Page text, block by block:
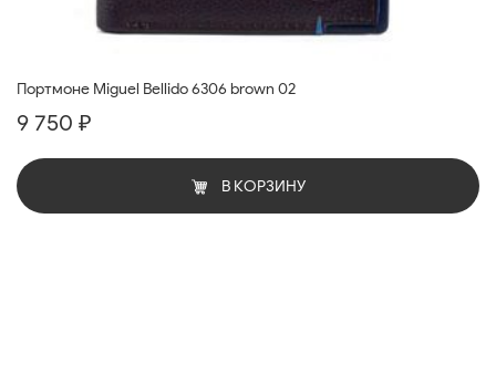
Портмоне Miguel Bellido 6306 brown 02
9 750 ₽
В КОРЗИНУ